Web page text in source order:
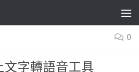
0
字轉語音工具